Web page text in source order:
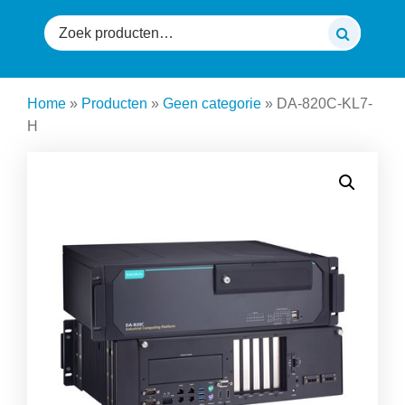
Zoeken
naar:
Home » Producten » Geen categorie » DA-820C-KL7-
H